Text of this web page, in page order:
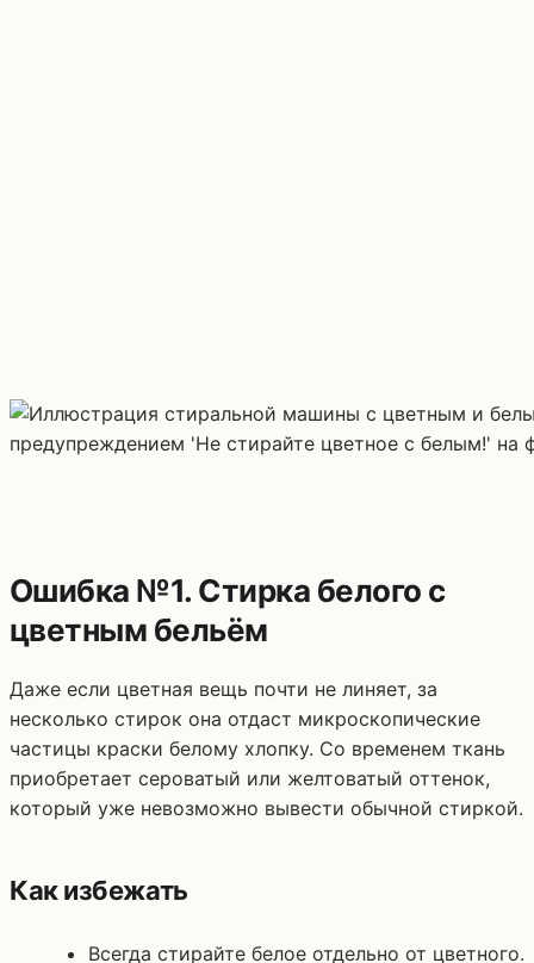
Ошибка №1. Стирка белого с
цветным бельём
Даже если цветная вещь почти не линяет, за
несколько стирок она отдаст микроскопические
частицы краски белому хлопку. Со временем ткань
приобретает сероватый или желтоватый оттенок,
который уже невозможно вывести обычной стиркой.
Как избежать
Всегда стирайте белое отдельно от цветного.